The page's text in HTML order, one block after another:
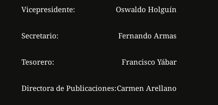
Vicepresidente: Oswaldo Holguín
Secretario: Fernando Armas
Tesorero: Francisco Yábar
Directora de Publicaciones:Carmen Arellano